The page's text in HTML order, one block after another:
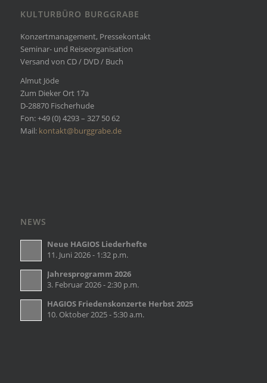
KULTURBÜRO BURGGRABE
Konzertmanagement, Pressekontakt
Seminar- und Reiseorganisation
Versand von CD / DVD / Buch
Almut Jöde
Zum Dieker Ort 17a
D-28870 Fischerhude
Fon: +49 (0) 4293 – 327 50 62
Mail: kontakt@burggrabe.de
NEWS
Neue HAGIOS Liederhefte
11. Juni 2026 - 1:32 p.m.
Jahresprogramm 2026
3. Februar 2026 - 2:30 p.m.
HAGIOS Friedenskonzerte Herbst 2025
10. Oktober 2025 - 5:30 a.m.